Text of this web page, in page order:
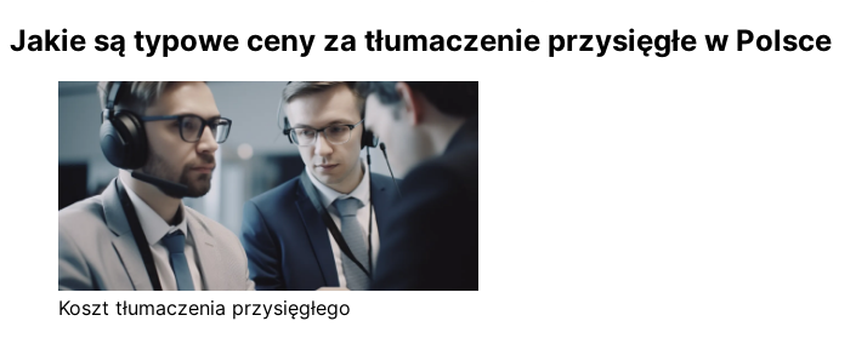
Jakie są typowe ceny za tłumaczenie przysięgłe w Polsce
Koszt tłumaczenia przysięgłego